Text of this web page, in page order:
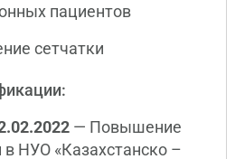
пациентов
сетчатки
— Повышение
НУО «Казахстанско –